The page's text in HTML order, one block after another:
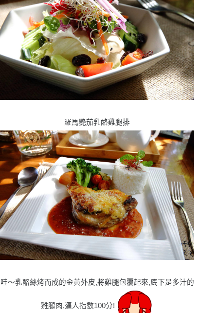
羅馬艷茄乳酪雞腿排
哇〜乳酪絲烤而成的金黃外皮,將雞腿包覆起來,底下是多汁的
雞腿肉,逼人指數100分!